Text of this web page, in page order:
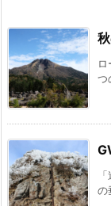
つ
の